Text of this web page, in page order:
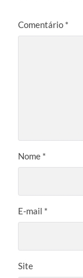
Comentário *
Nome *
E-mail *
Site